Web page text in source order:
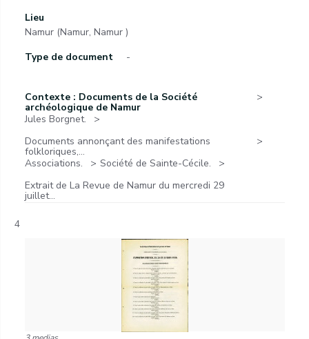
Lieu
Namur (Namur, Namur )
Type de document
-
Contexte : Documents de la Société
archéologique de Namur
Jules Borgnet.
Documents annonçant des manifestations
folkloriques,...
Associations.
Société de Sainte-Cécile.
Extrait de La Revue de Namur du mercredi 29
juillet...
4